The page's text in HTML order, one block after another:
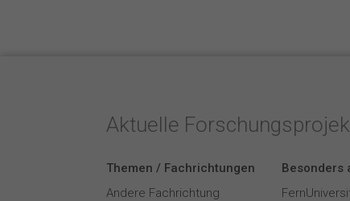
Aktuelle
Themen / Fachrichtungen
Andere Fachrichtung
Besonders